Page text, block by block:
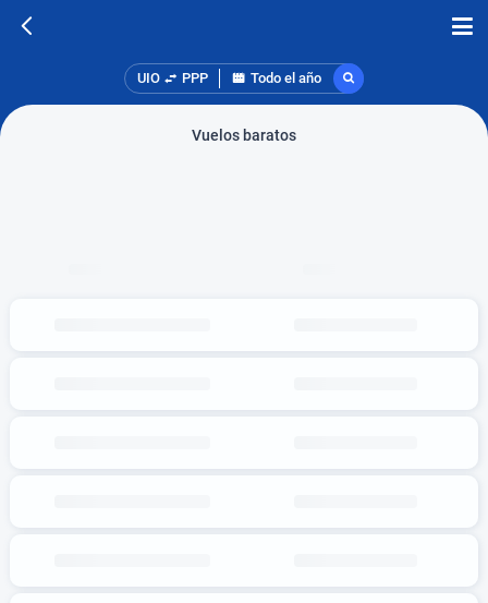
UIO PPP Todo el año
Vuelos baratos